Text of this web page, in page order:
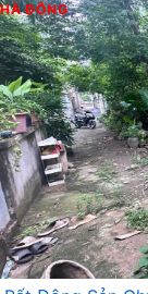
HÀ ĐÔNG